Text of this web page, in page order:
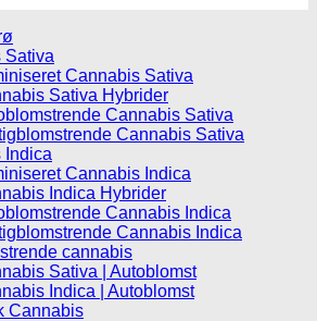
Sativa
Cannabis Sativa
Sativa Hybrider
Cannabis Sativa
Cannabis Sativa
Indica
Cannabis Indica
Indica Hybrider
Cannabis Indica
Cannabis Indica
cannabis
Sativa | Autoblomst
Indica | Autoblomst
Cannabis